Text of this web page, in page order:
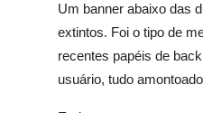
Um banner abaixo das
extintos. Foi o tipo de
recentes papéis de
usuário, tudo